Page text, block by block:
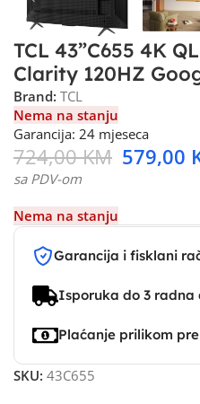
TCL 43”C655 4K
Clarity 120HZ
Brand: TCL
Nema na stanju
Garancija: 24 mjeseca
724,00KM 579,00
sa PDV-om
Nema na stanju
Garancija i fisklani
Isporuka do 3 radna
Plaćanje prilikom
SKU: 43C655